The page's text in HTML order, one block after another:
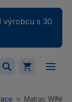
výrobcu s 30
prázdny.
Matrac